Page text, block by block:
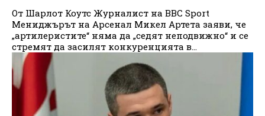
От Шарлот Коутс Журналист на BBC Sport
Мениджърът на Арсенал Микел Артета заяви, че
„артилеристите“ няма да „седят неподвижно“ и се
стремят да засилят конкуренцията в...